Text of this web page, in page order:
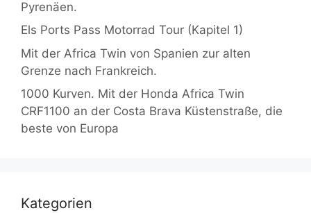
Pyrenäen.
Els Ports Pass Motorrad Tour (Kapitel 1)
Mit der Africa Twin von Spanien zur alten
Grenze nach Frankreich.
1000 Kurven. Mit der Honda Africa Twin
CRF1100 an der Costa Brava Küstenstraße, die
beste von Europa
Kategorien